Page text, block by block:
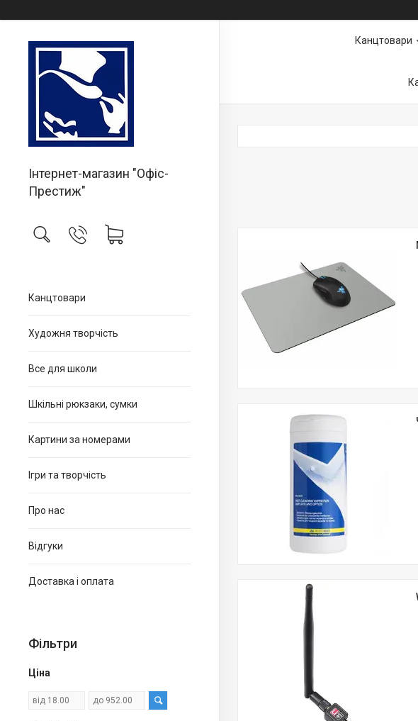
Інтернет-магазин "Офіс-
Престиж"
Канцтовари
Художня творчість
Все для школи
Шкільні рюкзаки, сумки
Картини за номерами
Ігри та творчість
Про нас
Відгуки
Доставка і оплата
Фільтри
Ціна
Канцтовари